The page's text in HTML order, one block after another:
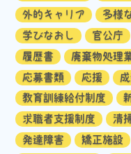
外的キャリア
多様
学びなおし
官公庁
履歴書
廃棄物処理
応募書類
応援
教育訓練給付制度
求職者支援制度
清
発達障害
矯正施設